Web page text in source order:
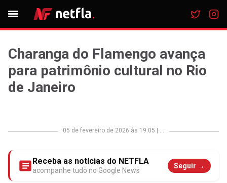
Charanga do Flamengo avança
para patrimônio cultural no Rio
de Janeiro
05 de fevereiro de 2026 às 19:05 ...
Receba as notícias do NETFLA
acompanhe tudo no Google News
Seguir →